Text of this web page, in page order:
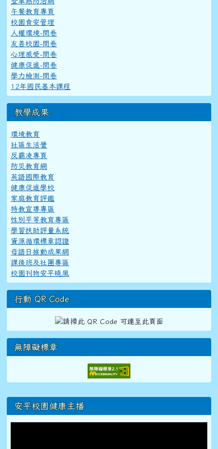
午餐教育專頁
校園食安管理
人權環境-問卷
友善校園-問卷
心理感受-問卷
健康促進-問卷
學力檢測-問卷
12年國民基本課程
教學成果
環境教育
社區生活營
反霸凌專頁
防災教育網
英語國際教育
健康促進學校
家庭教育評鑑
特教宣導專區
性別平等教育專區
學習扶助評量系統
資源循環標章認證
母語日推動成果網
課後班及社團專區
校園刊物安平曉風
行動 QR Code
無障礙標章
右邊區域內容
安平校園健康主播